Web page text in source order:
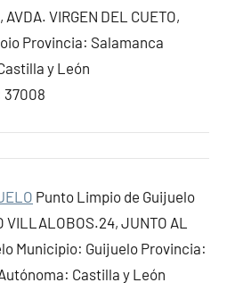
AVDA. VIRGEN DEL CUETO,
Provincia: Salamanca
y León
37008
Punto Limpio de Guijuelo
JUNTO AL
Municipio: Guijuelo Provincia:
Castilla y León